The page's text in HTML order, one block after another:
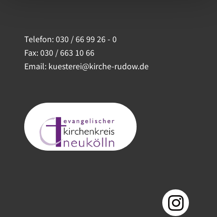
Telefon:030 / 66 99 26 - 0
Fax: 030 / 663 10 66
Email: kuesterei@kirche-rudow.de